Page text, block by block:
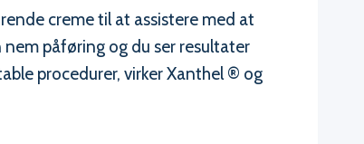
creme til at assistere med at
påføring og du ser resultater
procedurer, virker Xanthel ® og